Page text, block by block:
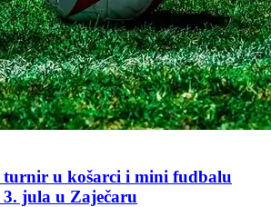
u košarci i mini fudbalu
jula u Zaječaru